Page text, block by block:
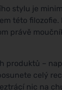
stylu je
této
právě
produktů –
celý
nic na